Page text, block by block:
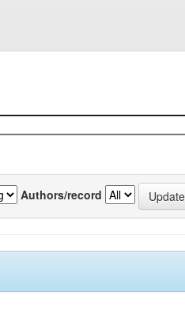
Authors/record